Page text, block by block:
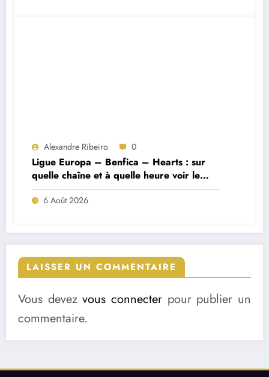
Alexandre Ribeiro 0
Ligue Europa – Benfica – Hearts : sur
quelle chaîne et à quelle heure voir le
match ?
6 Août 2026
LAISSER UN COMMENTAIRE
Vous devezvous connecter pour publier un
commentaire.